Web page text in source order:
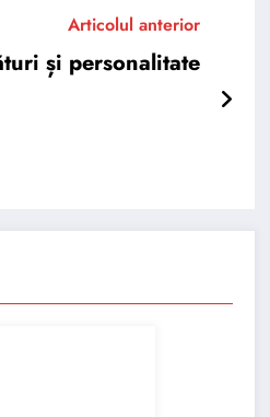
Articolul anterior
și personalitate